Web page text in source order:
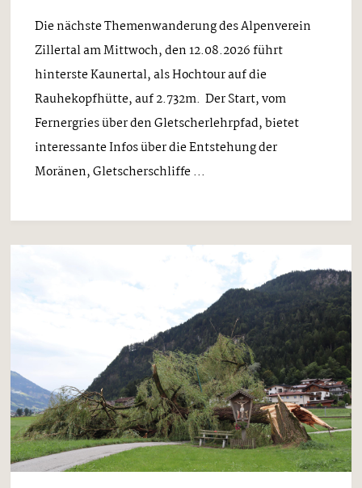
Die nächste Themenwanderung des Alpenverein
Zillertal am Mittwoch, den 12.08.2026 führt
hinterste Kaunertal, als Hochtour auf die
Rauhekopfhütte, auf 2.732m. Der Start, vom
Fernergries über den Gletscherlehrpfad, bietet
interessante Infos über die Entstehung der
Moränen, Gletscherschliffe ...